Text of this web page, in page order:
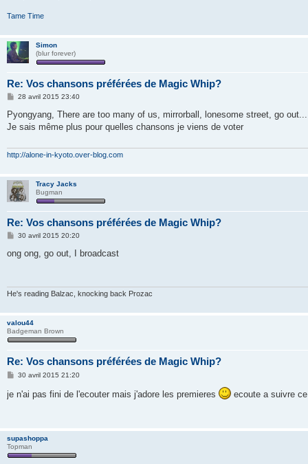
Tame Time
Simon
(blur forever)
Re: Vos chansons préférées de Magic Whip?
M
s
s
a
28 avril 2015 23:40
Pyongyang, There are too many of us, mirrorball, lonesome street, go out...
Je sais même plus pour quelles chansons je viens de voter
http://alone-in-kyoto.over-blog.com
Tracy Jacks
Bugman
Re: Vos chansons préférées de Magic Whip?
M
s
s
30 avril 2015 20:20
ong ong, go out, I broadcast
He's reading Balzac, knocking back Prozac
valou44
Badgeman Brown
Re: Vos chansons préférées de Magic Whip?
M
s
30 avril 2015 21:20
je n'ai pas fini de l'ecouter mais j'adore les premieres ecoute a suivre
supashoppa
Topman